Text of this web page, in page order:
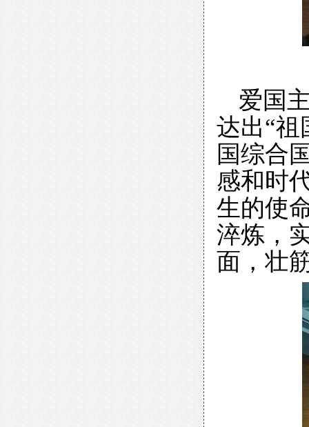
爱国
达出“祖
国综合
感和时
生的使
淬炼，
面，壮